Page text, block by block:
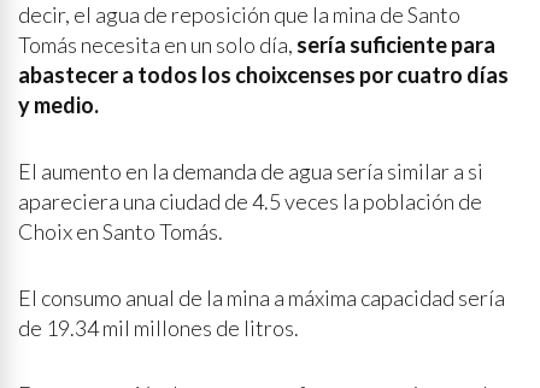
decir, el agua de reposición que la mina de Santo
Tomás necesita en un solo día, sería suficiente para
abastecer a todos los choixcenses por cuatro días
y medio.
El aumento en la demanda de agua sería similar a si
apareciera una ciudad de 4.5 veces la población de
Choix en Santo Tomás.
El consumo anual de la mina a máxima capacidad sería
de 19.34 mil millones de litros.